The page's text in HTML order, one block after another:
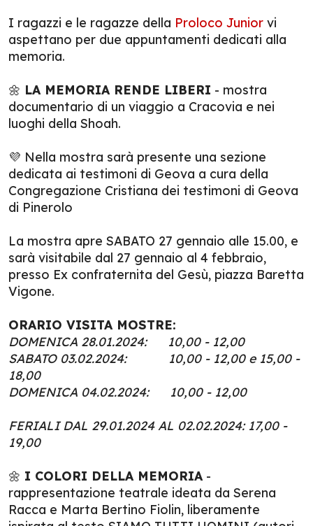
I ragazzi e le ragazze della Proloco Junior vi
aspettano per due appuntamenti dedicati alla
memoria.
🌼 LA MEMORIA RENDE LIBERI - mostra
documentario di un viaggio a Cracovia e nei
luoghi della Shoah.
💜 Nella mostra sarà presente una sezione
dedicata ai testimoni di Geova a cura della
Congregazione Cristiana dei testimoni di Geova
di Pinerolo
La mostra apre SABATO 27 gennaio alle 15.00, e
sarà visitabile dal 27 gennaio al 4 febbraio,
presso Ex confraternita del Gesù, piazza Baretta
Vigone.
ORARIO VISITA MOSTRE:
DOMENICA 28.01.2024: 10,00 - 12,00
SABATO 03.02.2024: 10,00 - 12,00 e 15,00 -
18,00
DOMENICA 04.02.2024: 10,00 - 12,00
FERIALI DAL 29.01.2024 AL 02.02.2024: 17,00 -
19,00
🌼 I COLORI DELLA MEMORIA -
rappresentazione teatrale ideata da Serena
Racca e Marta Bertino Fiolin, liberamente